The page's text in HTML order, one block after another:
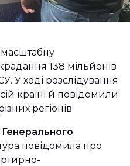
138 мільйонів
У ході розслідування
країні й повідомили
регіонів.
повідомила про